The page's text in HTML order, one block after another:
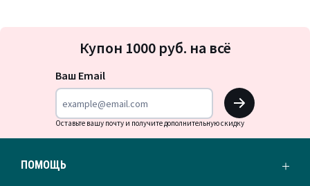
Подписка
на
Купон 1000 руб. на всё
Ваш Email
OK
Оставьте вашу почту и получите дополнительную скидку
ПОМОЩЬ